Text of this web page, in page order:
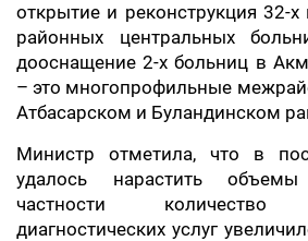
открытие и реконструкция 32-
районных центральных
дооснащение 2-х больниц в
– это многопрофильные
Атбасарском и Буландинском
Министр отметила, что в
удалось нарастить
частности количество
диагностических услуг